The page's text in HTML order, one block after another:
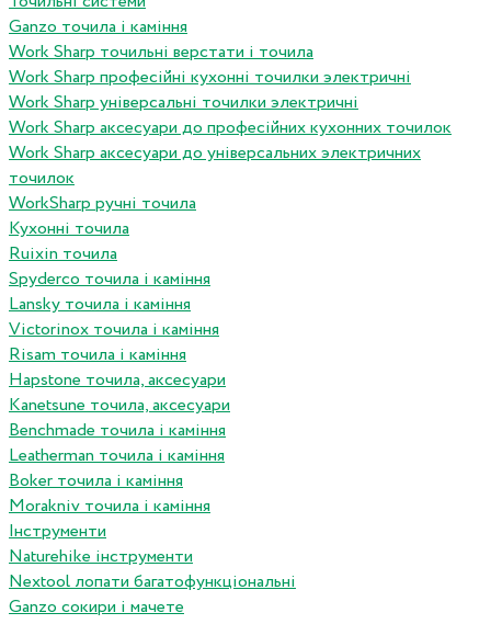
Ganzo точила і каміння
Work Sharp точильні верстати і точила
Work Sharp професiйнi кухоннi точилки электричнi
Work Sharp унiверсальнi точилки электричнi
Work Sharp аксесуари до професiйних кухонних точилок
Work Sharp аксесуари до унiверсальних электричних
точилок
WorkSharp ручні точила
Кухонні точила
Ruixin точила
Spyderco точила і каміння
Lansky точила і каміння
Victorinox точила і каміння
Risam точила і каміння
Hapstone точила, аксесуари
Kanetsune точила, аксесуари
Benchmade точила і каміння
Leatherman точила і каміння
Boker точила і каміння
Morakniv точила і каміння
Інструменти
Naturehike інструменти
Nextool лопати багатофункціональні
Ganzo сокири і мачете